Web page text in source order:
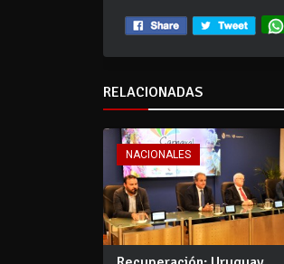
RELACIONADAS
NACIONALES